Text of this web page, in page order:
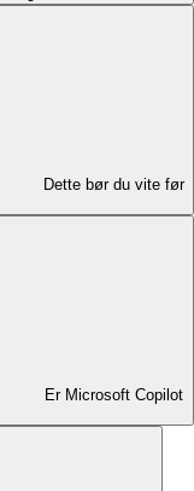
Dette bør du vite før
Er Microsoft Copilot